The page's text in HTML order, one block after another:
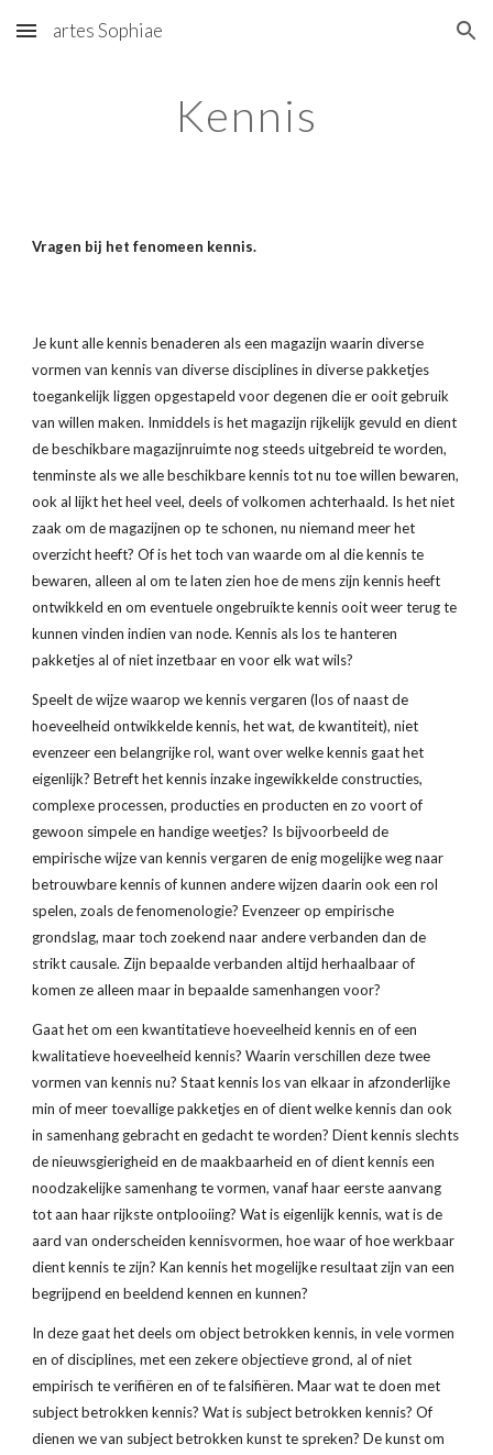
Skip to main content Skip to navigation
artes Sophiae
Kennis
Vragen bij het fenomeen kennis.
Je kunt alle kennis benaderen als een magazijn waarin diverse
vormen van kennis van diverse disciplines in diverse pakketjes
toegankelijk liggen opgestapeld voor degenen die er ooit gebruik
van willen maken. Inmiddels is het magazijn rijkelijk gevuld en dient
de beschikbare magazijnruimte nog steeds uitgebreid te worden,
tenminste als we alle beschikbare kennis tot nu toe willen bewaren,
ook al lijkt het heel veel, deels of volkomen achterhaald. Is het niet
zaak om de magazijnen op te schonen, nu niemand meer het
overzicht heeft? Of is het toch van waarde om al die kennis te
bewaren, alleen al om te laten zien hoe de mens zijn kennis heeft
ontwikkeld en om eventuele ongebruikte kennis ooit weer terug te
kunnen vinden indien van node. Kennis als los te hanteren
pakketjes al of niet inzetbaar en voor elk wat wils?
Speelt de wijze waarop we kennis vergaren (los of naast de
hoeveelheid ontwikkelde kennis, het wat, de kwantiteit), niet
evenzeer een belangrijke rol, want over welke kennis gaat het
eigenlijk? Betreft het kennis inzake ingewikkelde constructies,
complexe processen, producties en producten en zo voort of
gewoon simpele en handige weetjes? Is bijvoorbeeld de
empirische wijze van kennis vergaren de enig mogelijke weg naar
betrouwbare kennis of kunnen andere wijzen daarin ook een rol
spelen, zoals de fenomenologie? Evenzeer op empirische
grondslag, maar toch zoekend naar andere verbanden dan de
strikt causale. Zijn bepaalde verbanden altijd herhaalbaar of
komen ze alleen maar in bepaalde samenhangen voor?
Gaat het om een kwantitatieve hoeveelheid kennis en of een
kwalitatieve hoeveelheid kennis? Waarin verschillen deze twee
vormen van kennis nu? Staat kennis los van elkaar in afzonderlijke
min of meer toevallige pakketjes en of dient welke kennis dan ook
in samenhang gebracht en gedacht te worden? Dient kennis slechts
de nieuwsgierigheid en de maakbaarheid en of dient kennis een
noodzakelijke samenhang te vormen, vanaf haar eerste aanvang
tot aan haar rijkste ontplooiing? Wat is eigenlijk kennis, wat is de
aard van onderscheiden kennisvormen, hoe waar of hoe werkbaar
dient kennis te zijn? Kan kennis het mogelijke resultaat zijn van een
begrijpend en beeldend kennen en kunnen?
In deze gaat het deels om object betrokken kennis, in vele vormen
en of disciplines, met een zekere objectieve grond, al of niet
empirisch te verifiëren en of te falsifiëren. Maar wat te doen met
subject betrokken kennis? Wat is subject betrokken kennis? Of
dienen we van subject betrokken kunst te spreken? De kunst om